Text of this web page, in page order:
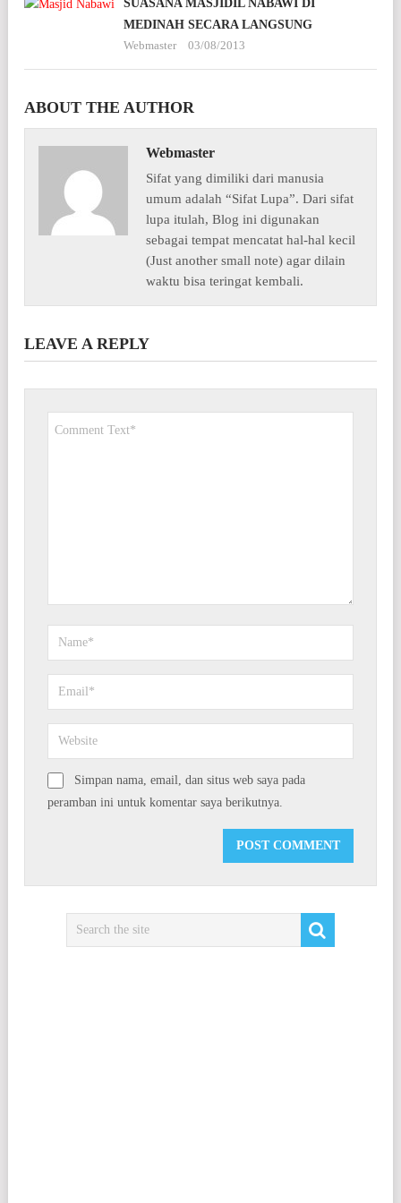
SUASANA MASJIDIL NABAWI DI
MEDINAH SECARA LANGSUNG
Webmaster
03/08/2013
ABOUT THE AUTHOR
Webmaster
Sifat yang dimiliki dari manusia
umum adalah “Sifat Lupa”. Dari sifat
lupa itulah, Blog ini digunakan
sebagai tempat mencatat hal-hal kecil
(Just another small note) agar dilain
waktu bisa teringat kembali.
LEAVE A REPLY
Simpan nama, email, dan situs web saya pada
peramban ini untuk komentar saya berikutnya.